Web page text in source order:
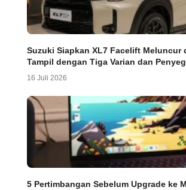
Suzuki Siapkan XL7 Facelift Meluncur
Tampil dengan Tiga Varian dan
16 Juli 2026
5 Pertimbangan Sebelum Upgrade ke